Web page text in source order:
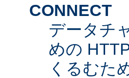
CONNECT
データチ
めの
くるむた